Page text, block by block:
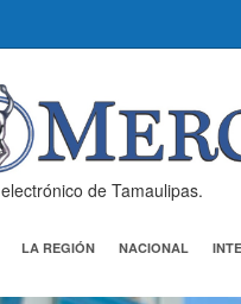
de Tamaulipas.
LA REGIÓN NACIONAL